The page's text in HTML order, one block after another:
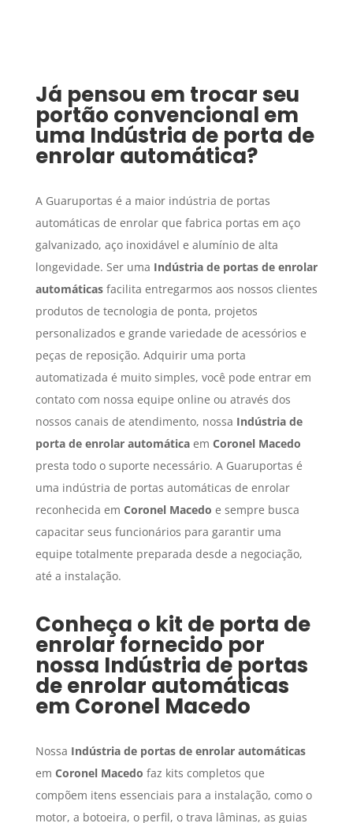
Já pensou em trocar seu
portão convencional em
uma Indústria de porta de
enrolar automática?
A Guaruportas é a maior indústria de portas
automáticas de enrolar que fabrica portas em aço
galvanizado, aço inoxidável e alumínio de alta
longevidade. Ser uma Indústria de portas de enrolar
automáticasfacilita entregarmos aos nossos clientes
produtos de tecnologia de ponta, projetos
personalizados e grande variedade de acessórios e
peças de reposição. Adquirir uma porta
automatizada é muito simples, você pode entrar em
contato com nossa equipe online ou através dos
nossos canais de atendimento, nossa Indústria de
porta de enrolar automáticaem Coronel Macedo
presta todo o suporte necessário. A Guaruportas é
uma indústria de portas automáticas de enrolar
reconhecida em Coronel Macedo e sempre busca
capacitar seus funcionários para garantir uma
equipe totalmente preparada desde a negociação,
até a instalação.
Conheça o kit de porta de
enrolar fornecido por
nossa Indústria de portas
de enrolar automáticas
em Coronel Macedo
Nossa Indústria de portas de enrolar automáticas
em Coronel Macedo faz kits completos que
compõem itens essenciais para a instalação, como o
motor, a botoeira, o perfil, o trava lâminas, as guias